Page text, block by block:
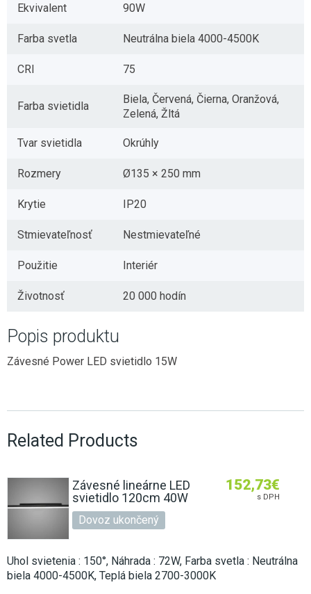
Ekvivalent 90W
Farba svetla Neutrálna biela 4000-4500K
CRI 75
Farba svietidla
Biela, Červená, Čierna, Oranžová,
Zelená, Žltá
Tvar svietidla Okrúhly
Rozmery Ø135 × 250 mm
Krytie IP20
Stmievateľnosť Nestmievateľné
Použitie Interiér
Životnosť 20 000 hodín
Popis produktu
Závesné Power LED svietidlo 15W
Related Products
Závesné lineárne LED
svietidlo 120cm 40W
Dovoz ukončený
152,73€
s DPH
Uhol svietenia : 150°, Náhrada : 72W, Farba svetla : Neutrálna
biela 4000-4500K, Teplá biela 2700-3000K